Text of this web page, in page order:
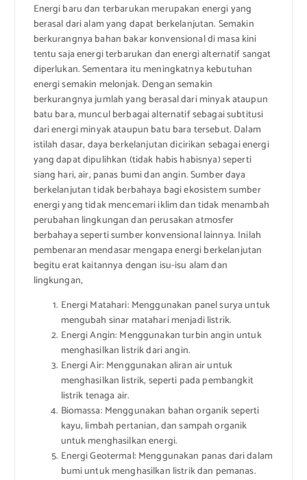
Energi baru dan terbarukan merupakan energi yang
berasal dari alam yang dapat berkelanjutan. Semakin
berkurangnya bahan bakar konvensional di masa kini
tentu saja energi terbarukan dan energi alternatif sangat
diperlukan. Sementara itu meningkatnya kebutuhan
energi semakin melonjak. Dengan semakin
berkurangnya jumlah yang berasal dari minyak ataupun
batu bara, muncul berbagai alternatif sebagai subtitusi
dari energi minyak ataupun batu bara tersebut. Dalam
istilah dasar, daya berkelanjutan dicirikan sebagai energi
yang dapat dipulihkan (tidak habis habisnya) seperti
siang hari, air, panas bumi dan angin. Sumber daya
berkelanjutan tidak berbahaya bagi ekosistem sumber
energi yang tidak mencemari iklim dan tidak menambah
perubahan lingkungan dan perusakan atmosfer
berbahaya seperti sumber konvensional lainnya. Inilah
pembenaran mendasar mengapa energi berkelanjutan
begitu erat kaitannya dengan isu-isu alam dan
lingkungan,
Energi Matahari: Menggunakan panel surya untuk
mengubah sinar matahari menjadi listrik.
Energi Angin: Menggunakan turbin angin untuk
menghasilkan listrik dari angin.
Energi Air: Menggunakan aliran air untuk
menghasilkan listrik, seperti pada pembangkit
listrik tenaga air.
Biomassa: Menggunakan bahan organik seperti
kayu, limbah pertanian, dan sampah organik
untuk menghasilkan energi.
Energi Geotermal: Menggunakan panas dari dalam
bumi untuk menghasilkan listrik dan pemanas.